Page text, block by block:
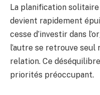
La planification
devient rapidement
cesse d’investir dans
l’autre se retrouve
relation. Ce
priorités préoccupant.